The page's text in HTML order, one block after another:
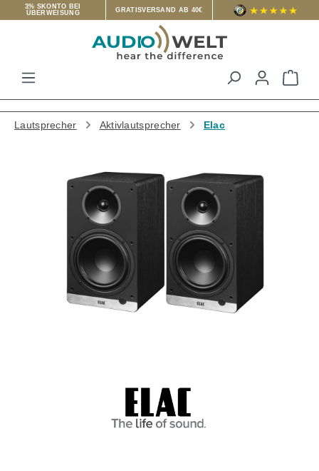
3% SKONTO BEI
ÜBERWEISUNG
GRATISVERSAND AB 40€
Lautsprecher Aktivlautsprecher Elac